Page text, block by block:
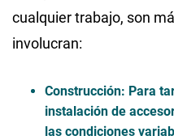
cualquier trabajo, son
involucran:
Construcción: Para
instalación de
las condiciones